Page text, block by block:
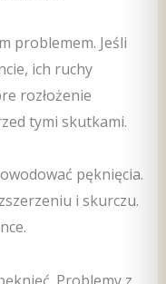
problemem. Jeśli
ich ruchy
rozłożenie
tymi skutkami.
pęknięcia.
i skurczu.
Problemy z